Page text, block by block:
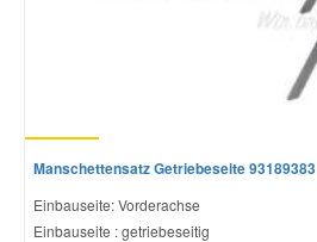
Manschettensatz Getriebeseite 93189383
Einbauseite: Vorderachse
Einbauseite : getriebeseitig